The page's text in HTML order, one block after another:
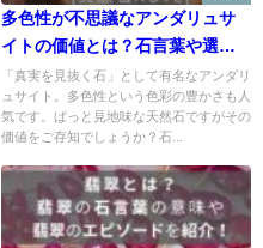
多色性が不思議なアンダリュサ
イトの価値とは？石言葉や選び
方、取り扱い方法まで解説！
「真実を見抜く石」として有名なアンダリ
ュサイト。多色性という色彩の豊かさも人
気です。ぱっと見地味な天然石ですがその
価値をご存知でしょうか？石...